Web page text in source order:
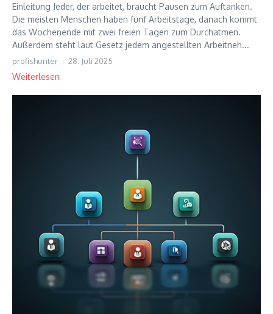
Einleitung Jeder, der arbeitet, braucht Pausen zum Auftanken.
Die meisten Menschen haben fünf Arbeitstage, danach kommt
das Wochenende mit zwei freien Tagen zum Durchatmen.
Außerdem steht laut Gesetz jedem angestellten Arbeitneh...
profishunter 28. Juli 2025
Weiterlesen